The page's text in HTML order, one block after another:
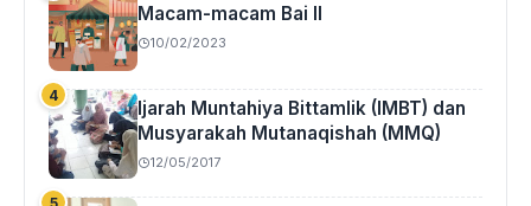
Macam-macam Bai II
10/02/2023
Ijarah Muntahiya Bittamlik (IMBT) dan
Musyarakah Mutanaqishah (MMQ)
12/05/2017